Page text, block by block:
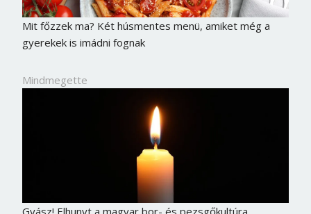
Mit főzzek ma? Két húsmentes menü, amiket még a
gyerekek is imádni fognak
Mindmegette